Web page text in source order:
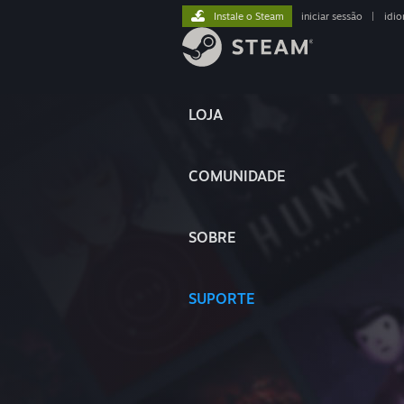
LOJA
COMUNIDADE
SOBRE
SUPORTE
Instale o Steam iniciar sessão